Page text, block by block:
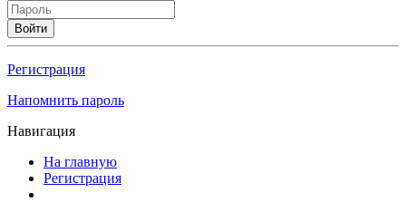
Войти
Регистрация
Напомнить пароль
Навигация
На главную
Регистрация